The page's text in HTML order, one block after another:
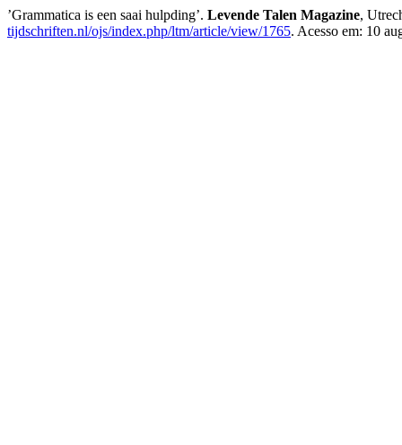
’Grammatica is een saai hulpding’. Levende Talen Magazine,
tijdschriften.nl/ojs/index.php/ltm/article/view/1765. Acesso em: 10